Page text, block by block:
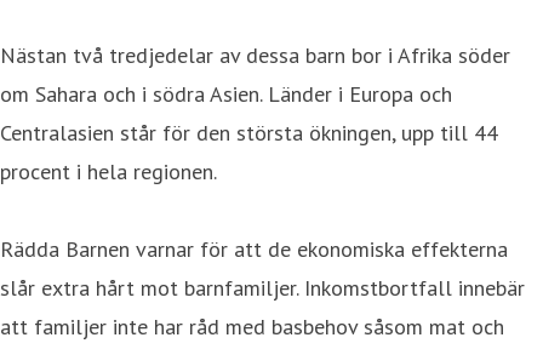
Nästan två tredjedelar av dessa barn bor i Afrika söder
om Sahara och i södra Asien. Länder i Europa och
Centralasien står för den största ökningen, upp till 44
procent i hela regionen.
Rädda Barnen varnar för att de ekonomiska effekterna
slår extra hårt mot barnfamiljer. Inkomstbortfall innebär
att familjer inte har råd med basbehov såsom mat och